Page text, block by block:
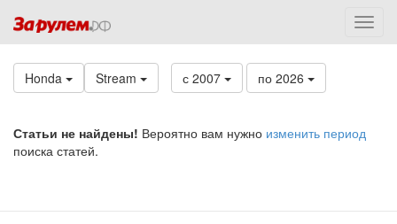
Honda Stream с 2007 по 2026
Статьи не найдены! Вероятно вам нужно изменить период
поиска статей.